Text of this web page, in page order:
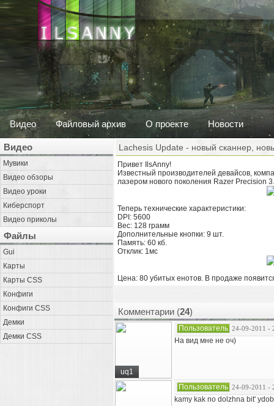
Видео Файловый архив О проекте Новости
Видео
Мувики
Видео обзоры
Видео уроки
Киберспорт
Видео приколы
Файлы
Gui
Карты
Карты CSS
Конфиги
Конфиги CSS
Демки
Демки CSS
Lachesis Update - новый сканнер,
Привет IlsAnny!
Известный производителей девайсов,
лазером нового поколения Razer Precision
Теперь технические характеристики:
DPI: 5600
Вес: 128 грамм
Дополнительные кнопки: 9 шт.
Память: 60 кб.
Отклик: 1мс
Цена: 80 убитых енотов. В продаже
Комментарии (24)
uq1
Пользователь 24-09-2011 -
На вид мне не оч)
Пользователь 24-09-2011 -
kamy kak no dolzhna bit'